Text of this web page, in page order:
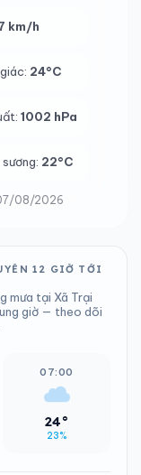
km/h
24°C
1002 hPa
22°C
08/2026
12 GIỜ TỚI
mưa tại Xã Trại
giờ — theo dõi
07:00
24°
23%